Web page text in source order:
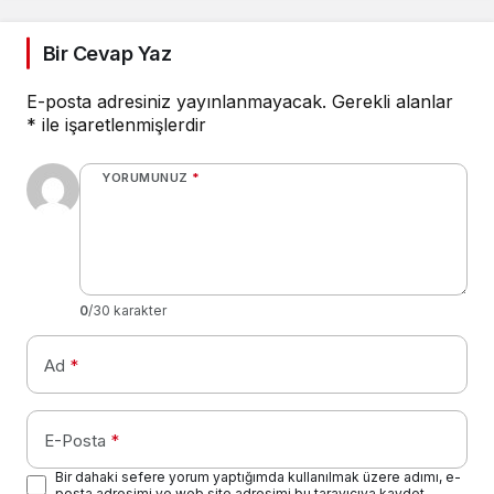
Bir Cevap Yaz
E-posta adresiniz yayınlanmayacak. Gerekli alanlar
* ile işaretlenmişlerdir
YORUMUNUZ *
0/30 karakter
Ad *
E-Posta *
Bir dahaki sefere yorum yaptığımda kullanılmak üzere adımı, e-